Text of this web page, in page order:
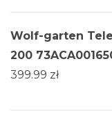
Wolf-garten
200
399.99 zł